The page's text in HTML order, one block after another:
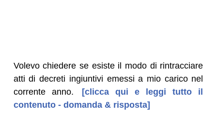
Volevo chiedere se esiste il modo di rintracciare
atti di decreti ingiuntivi emessi a mio carico nel
corrente anno.
[clicca qui e leggi tutto il
contenuto - domanda & risposta]